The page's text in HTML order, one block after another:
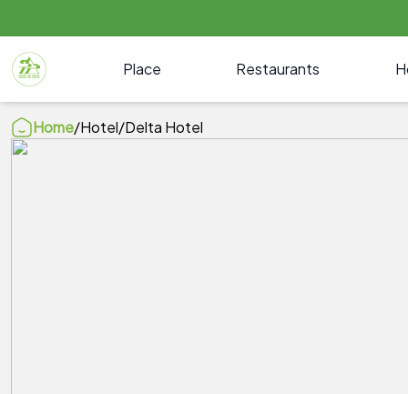
Place Restaurants
Home/Hotel/Delta Hotel